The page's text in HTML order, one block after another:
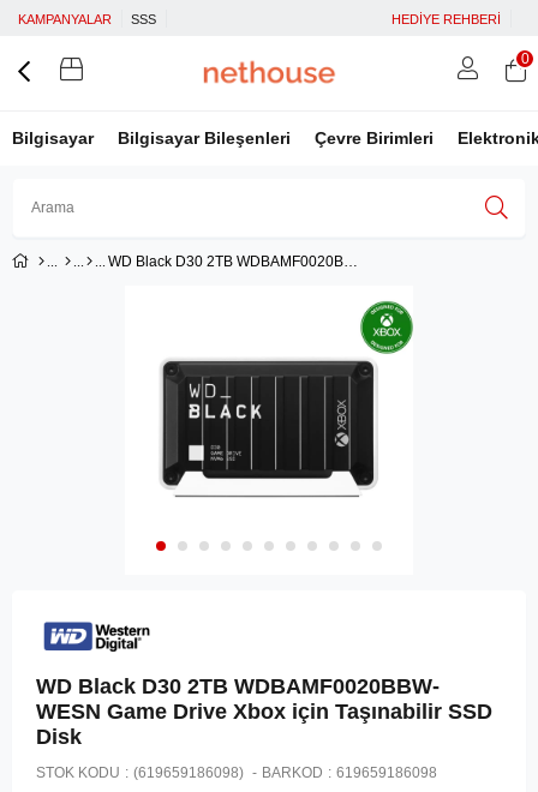
KAMPANYALAR SSS HEDİYE REHBERİ
Bilgisayar Bilgisayar Bileşenleri Çevre Birimleri
Google İle Bağlan
0
WD Black D30 2TB WDBAMF0020BBW-WESN Game Drive Xbox için Taşınabilir SSD Disk
WD Black D30 2TB WDBAMF0020BBW-
WESN Game Drive Xbox için Taşınabilir SSD
Disk
STOK KODU (619659186098) BARKOD : 619659186098